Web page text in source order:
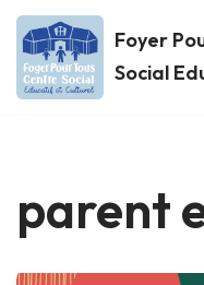
Aller
au
Foyer
Social
parent